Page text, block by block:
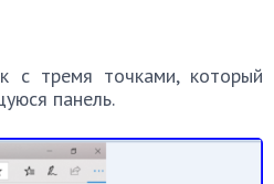
с тремя точками, который
панель.